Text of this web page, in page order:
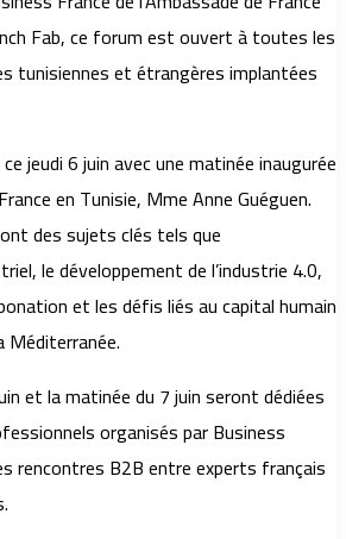
Fab, ce forum est ouvert à toutes les
tunisiennes et étrangères implantées
jeudi 6 juin avec une matinée inaugurée
en Tunisie, Mme Anne Guéguen.
des sujets clés tels que
le développement de l’industrie 4.0,
et les défis liés au capital humain
Méditerranée.
et la matinée du 7 juin seront dédiées
organisés par Business
rencontres B2B entre experts français